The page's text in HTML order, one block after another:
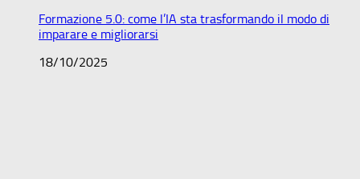
Formazione 5.0: come l’IA sta trasformando il modo di
imparare e migliorarsi
18/10/2025